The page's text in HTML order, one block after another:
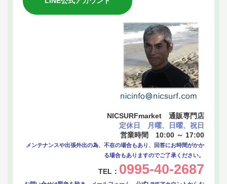
NICSURFmarket 通販専門店
定休日 月曜、日曜、祝日
営業時間 10:00 ～ 17:00
メンテナンスや出張外出の為、不在の場合もあり、回答にお時間がかか
る場合もありますのでご了承ください。
TEL： 0995-40-2687